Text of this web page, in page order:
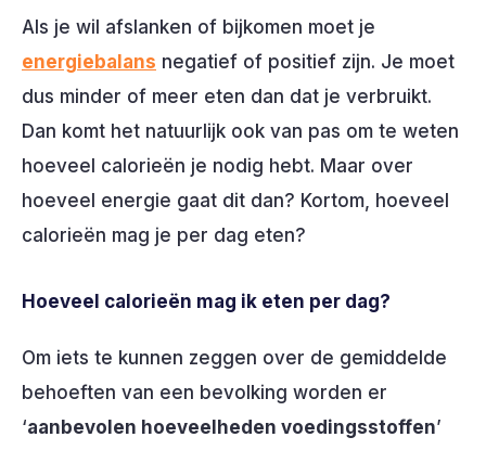
Als je wil afslanken of bijkomen moet je
energiebalans negatief of positief zijn. Je moet
dus minder of meer eten dan dat je verbruikt.
Dan komt het natuurlijk ook van pas om te weten
hoeveel calorieën je nodig hebt. Maar over
hoeveel energie gaat dit dan? Kortom, hoeveel
calorieën mag je per dag eten?
Hoeveel calorieën mag ik eten per dag?
Om iets te kunnen zeggen over de gemiddelde
behoeften van een bevolking worden er
‘aanbevolen hoeveelheden voedingsstoffen’